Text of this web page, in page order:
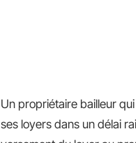
Un propriétaire bailleur
ses loyers dans un délai